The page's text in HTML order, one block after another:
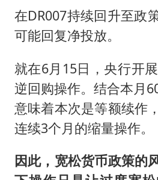
在DR007持续回升至政
可能回复净投放。
就在6月15日，央行开
逆回购操作。结合本月
意味着本次是等额续作
连续3个月的缩量操作。
因此，宽松货币政策的